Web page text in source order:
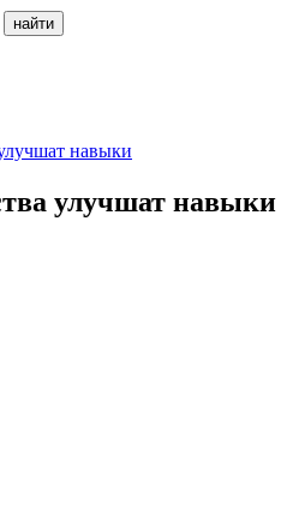
навыки
улучшат навыки